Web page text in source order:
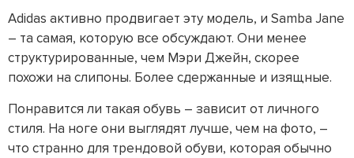
Adidas активно продвигает эту модель, и Samba Jane
– та самая, которую все обсуждают. Они менее
структурированные, чем Мэри Джейн, скорее
похожи на слипоны. Более сдержанные и изящные.
Понравится ли такая обувь – зависит от личного
стиля. На ноге они выглядят лучше, чем на фото, –
что странно для трендовой обуви, которая обычно